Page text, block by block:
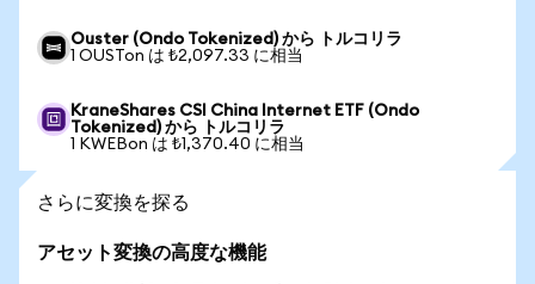
Ouster (Ondo Tokenized) から トルコリラ
1 OUSTon は ₺2,097.33 に相当
KraneShares CSI China Internet ETF (Ondo
Tokenized) から トルコリラ
1 KWEBon は ₺1,370.40 に相当
さらに変換を探る
アセット変換の高度な機能